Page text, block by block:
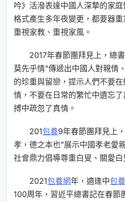
吟》活潑表達中國人深摯的家
格式產生多年夜變更，都要器重
重視家教、重視家風。
2017年春節團拜見上，總
莫先乎情”傳遞出中國人對親情
的珍重與留戀，提示人們不要
情，不要在日常的繁忙中遺忘
搏中疏忽了真情。
201包養9年春節團拜見上
孝，德之本也”展示中國孝老愛
社會鼎力倡導尊重白叟、關愛白
2021包養網年，適逢中包
100周年，習近平總書記在春節